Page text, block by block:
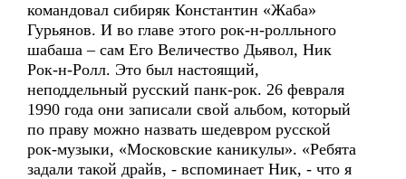
командовал сибиряк Константин «Жаба»
Гурьянов. И во главе этого рок-н-ролльного
шабаша – сам Его Величество Дьявол, Ник
Рок-н-Ролл. Это был настоящий,
неподдельный русский панк-рок. 26 февраля
1990 года они записали свой альбом, который
по праву можно назвать шедевром русской
рок-музыки, «Московские каникулы». «Ребята
задали такой драйв, - вспоминает Ник, - что я